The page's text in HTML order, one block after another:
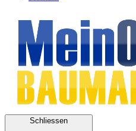
Schliessen